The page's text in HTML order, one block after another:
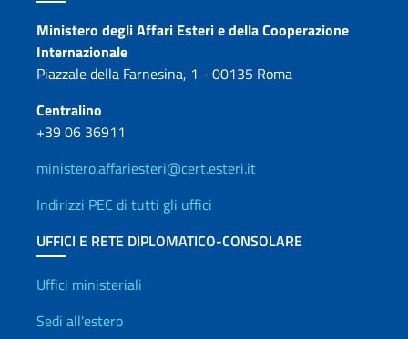
Contatti
Ministero degli Affari Esteri e della Cooperazione
Internazionale
Piazzale della Farnesina, 1 - 00135 Roma
Centralino
+39 06 36911
ministero.affariesteri@cert.esteri.it
Indirizzi PEC di tutti gli uffici
UFFICI E RETE DIPLOMATICO-CONSOLARE
Uffici e Rete diplomatica
Uffici ministeriali
Sedi all'estero